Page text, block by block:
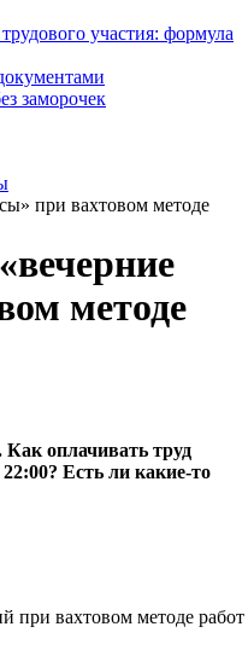
участия: формула
заморочек
при вахтовом методе
методе
оплачивать труд
Есть ли какие-то
при вахтовом методе работ